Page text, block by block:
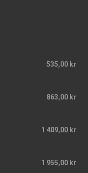
535,00 kr
863,00 kr
1 409,00 kr
1 955,00 kr